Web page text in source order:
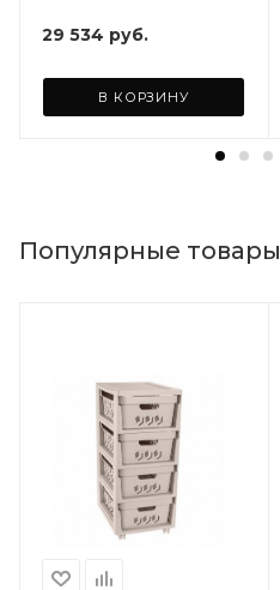
бордовыми подушками
29 534 руб.
В КОРЗИНУ
Популярные товары